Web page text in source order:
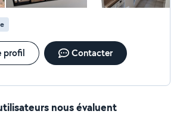
profil Contacter
nous évaluent